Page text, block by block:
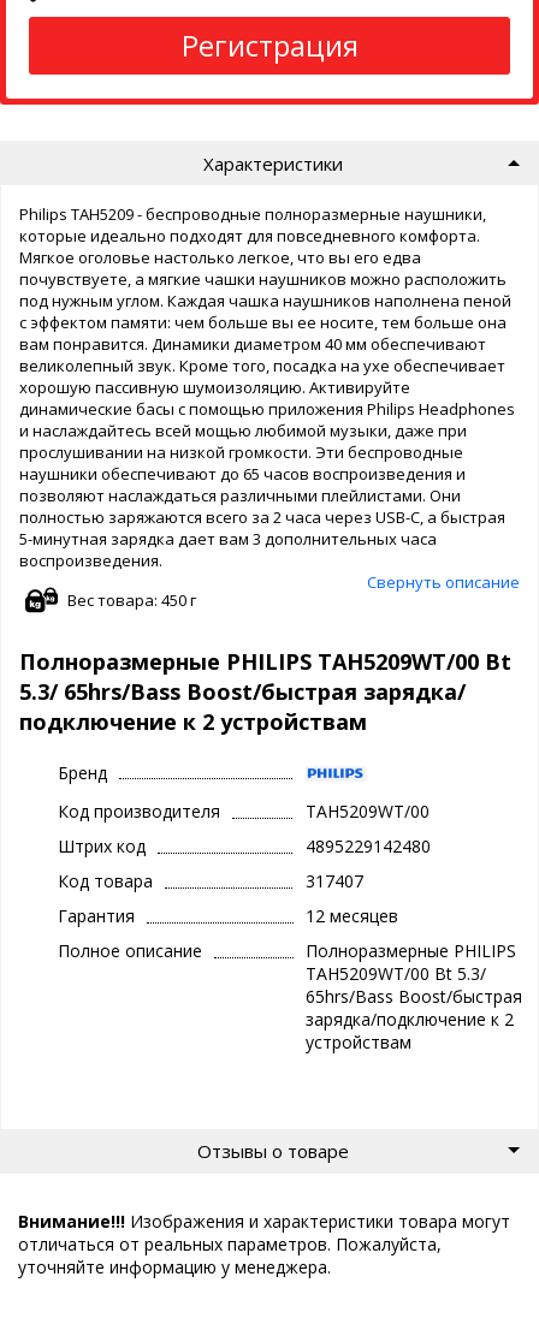
Регистрация
Характеристики
Philips TAH5209 - беспроводные полноразмерные наушники,
которые идеально подходят для повседневного комфорта.
Мягкое оголовье настолько легкое, что вы его едва
почувствуете, а мягкие чашки наушников можно расположить
под нужным углом. Каждая чашка наушников наполнена пеной
с эффектом памяти: чем больше вы ее носите, тем больше она
вам понравится. Динамики диаметром 40 мм обеспечивают
великолепный звук. Кроме того, посадка на ухе обеспечивает
хорошую пассивную шумоизоляцию. Активируйте
динамические басы с помощью приложения Philips Headphones
и наслаждайтесь всей мощью любимой музыки, даже при
прослушивании на низкой громкости. Эти беспроводные
наушники обеспечивают до 65 часов воспроизведения и
позволяют наслаждаться различными плейлистами. Они
полностью заряжаются всего за 2 часа через USB-C, а быстрая
5-минутная зарядка дает вам 3 дополнительных часа
воспроизведения.
Свернуть описание
Вес товара: 450 г
Полноразмерные PHILIPS TAH5209WT/00 Bt
5.3/ 65hrs/Bass Boost/быстрая зарядка/
подключение к 2 устройствам
Бренд
Код производителя
TAH5209WT/00
Штрих код
4895229142480
Код товара
317407
Гарантия
12 месяцев
Полное описание
Полноразмерные PHILIPS
TAH5209WT/00 Bt 5.3/
65hrs/Bass Boost/быстрая
зарядка/подключение к 2
устройствам
Отзывы о товаре
Внимание!!! Изображения и характеристики товара могут
отличаться от реальных параметров. Пожалуйста,
уточняйте информацию у менеджера.